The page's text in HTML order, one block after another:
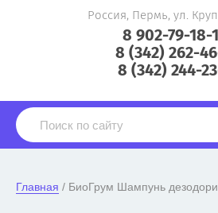
Россия, Пермь, ул.
8 902-79-18-
8 (342) 262-
8 (342) 244-
Главная / БиоГрум Шампунь